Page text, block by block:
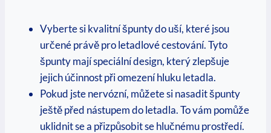
Vyberte si kvalitní špunty do uší, které jsou
určené právě pro letadlové cestování. Tyto
špunty mají speciální design, který zlepšuje
jejich účinnost při omezení hluku letadla.
Pokud jste nervózní, můžete si nasadit špunty
ještě před nástupem do letadla. To vám pomůže
uklidnit se a přizpůsobit se hlučnému prostředí.